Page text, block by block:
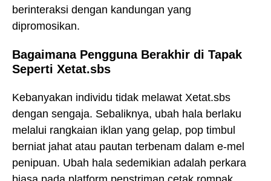
berinteraksi dengan kandungan yang
dipromosikan.
Bagaimana Pengguna Berakhir di Tapak
Seperti Xetat.sbs
Kebanyakan individu tidak melawat Xetat.sbs
dengan sengaja. Sebaliknya, ubah hala berlaku
melalui rangkaian iklan yang gelap, pop timbul
berniat jahat atau pautan terbenam dalam e-mel
penipuan. Ubah hala sedemikian adalah perkara